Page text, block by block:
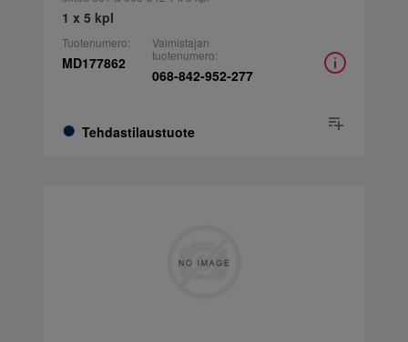
1 x 5 kpl
Tuotenumero:
MD177862
Tehdastilaustuote
Valmistajan
tuotenumero:
068-842-952-277